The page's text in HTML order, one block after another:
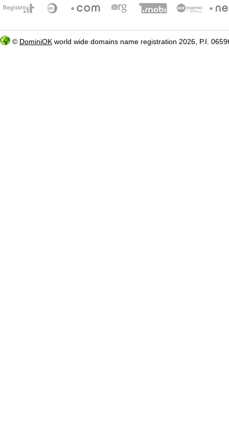
© DominiOK world wide domains name registration 2026, P.I.